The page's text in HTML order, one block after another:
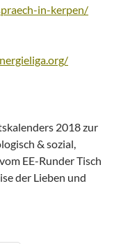
in-kerpen/
2018 zur
& sozial,
EE-Runder Tisch
der Lieben und